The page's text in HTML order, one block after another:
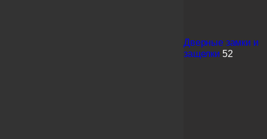
Дверные замки и
защелки 52